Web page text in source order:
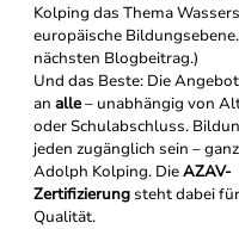
Kolping das Thema
europäische
nächsten Blogbeitrag.)
Und das Beste: Die
an alle – unabhängig von
oder Schulabschluss.
jeden zugänglich sein –
Adolph Kolping. Die AZAV-
Zertifizierung steht dabei
Qualität.